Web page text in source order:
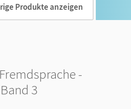
Produkte anzeigen
-
3